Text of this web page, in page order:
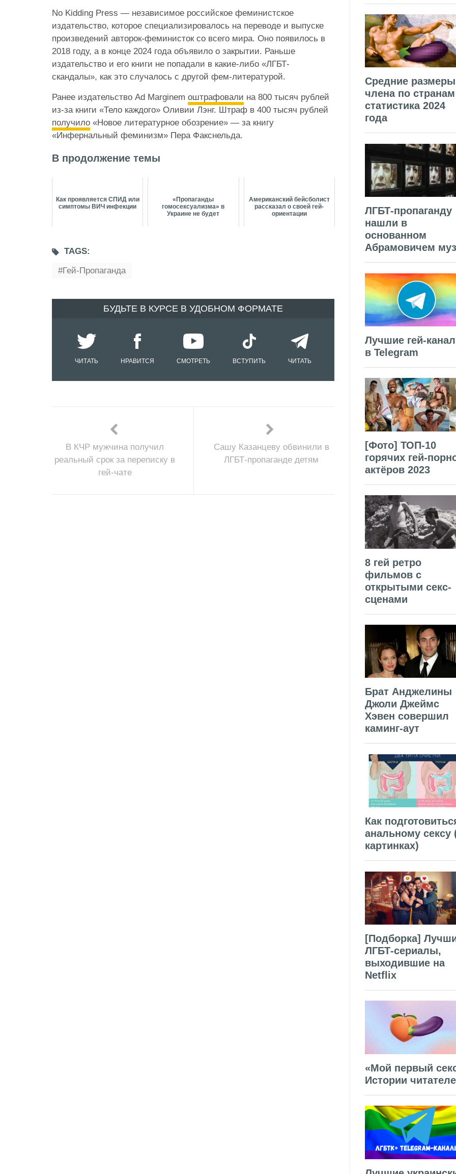
No Kidding Press — независимое российское феминистское
издательство, которое специализировалось на переводе и выпуске
произведений авторок-феминисток со всего мира. Оно появилось в
2018 году, а в конце 2024 года объявило о закрытии. Раньше
издательство и его книги не попадали в какие-либо «ЛГБТ-
скандалы», как это случалось с другой фем-литературой.
Ранее издательство Ad Marginem оштрафовали на 800 тысяч рублей
из-за книги «Тело каждого» Оливии Лэнг. Штраф в 400 тысяч рублей
получило «Новое литературное обозрение» — за книгу
«Инфернальный феминизм» Пера Факснельда.
В продолжение темы
Как проявляется СПИД или
симптомы ВИЧ инфекции
«Пропаганды
гомосексуализма» в
Украине не будет
Американский бейсболист
рассказал о своей гей-
ориентации
TAGS:
Гей-Пропаганда
БУДЬТЕ В КУРСЕ В УДОБНОМ ФОРМАТЕ
ЧИТАТЬ НРАВИТСЯ СМОТРЕТЬ ВСТУПИТЬ ЧИТАТЬ
В КЧР мужчина получил
реальный срок за переписку в
гей-чате
Сашу Казанцеву обвинили в
ЛГБТ-пропаганде детям
Средние размеры
члена по
статистика 2024
года
ЛГБТ-пропаганду
нашли в
основанном
Абрамовичем
Лучшие гей-
в Telegram
[Фото] ТОП-10
горячих гей-
актёров 2023
8 гей ретро
фильмов с
открытыми секс-
сценами
Брат Анджелины
Джоли Джеймс
Хэвен совершил
каминг-аут
Как
анальному сексу
картинках)
[Подборка]
ЛГБТ-сериалы,
выходившие на
Netflix
«Мой первый
Истории